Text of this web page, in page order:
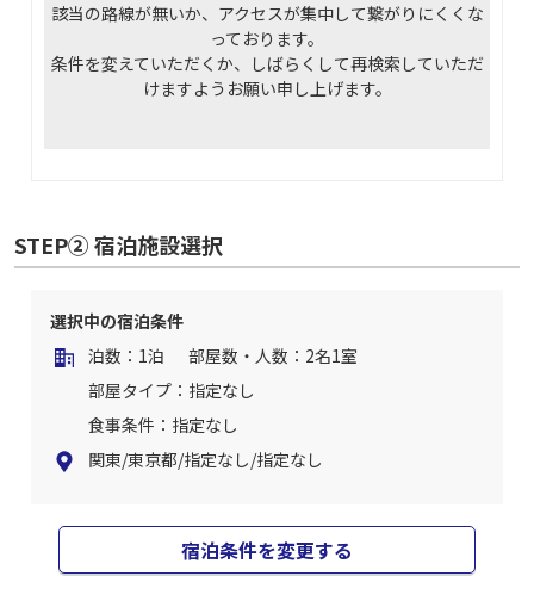
該当の路線が無いか、アクセスが集中して繋がりにくくな
っております。
条件を変えていただくか、しばらくして再検索していただ
けますようお願い申し上げます。
STEP② 宿泊施設選択
選択中の宿泊条件
泊数：1泊
部屋数・人数：2名1室
部屋タイプ：指定なし
食事条件：指定なし
関東/東京都/指定なし/指定なし
宿泊条件を変更する